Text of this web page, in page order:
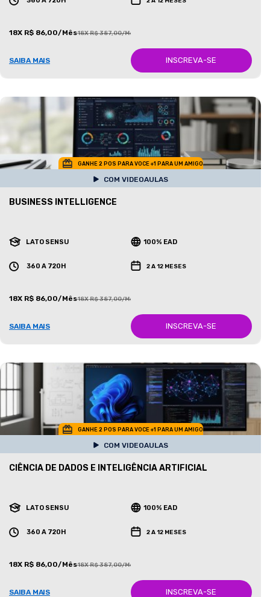
18X R$ 86,00/Mês18X R$ 387,00/Mês
SAIBA MAIS INSCREVA-SE
GANHE 2 POS PARA VOCE +1 PARA UM AMIGO
COM VIDEOAULAS
BUSINESS INTELLIGENCE
LATO SENSU 100% EAD
360 A 720H 2 A 12 MESES
18X R$ 86,00/Mês18X R$ 387,00/Mês
SAIBA MAIS INSCREVA-SE
GANHE 2 POS PARA VOCE +1 PARA UM AMIGO
COM VIDEOAULAS
CIÊNCIA DE DADOS E INTELIGÊNCIA ARTIFICIAL
LATO SENSU 100% EAD
360 A 720H 2 A 12 MESES
18X R$ 86,00/Mês18X R$ 387,00/Mês
SAIBA MAIS INSCREVA-SE